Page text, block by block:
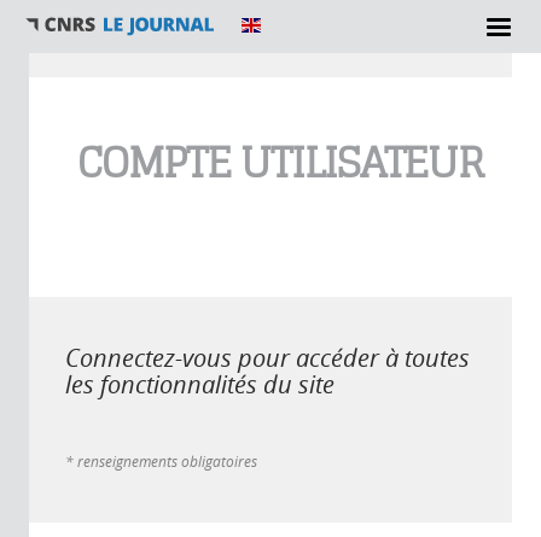
COMPTE UTILISATEUR
Connectez-vous pour accéder à toutes
les fonctionnalités du site
* renseignements obligatoires